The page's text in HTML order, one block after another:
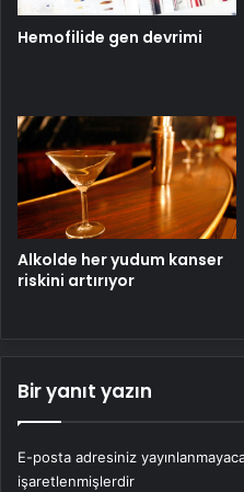
Hemofilide gen devrimi
Alkolde her yudum kanser
riskini artırıyor
Bir yanıt yazın
E-posta adresiniz
işaretlenmişlerdir